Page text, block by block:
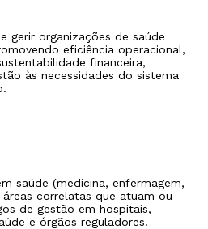
gerir organizações de saúde
eficiência operacional,
financeira,
às necessidades do sistema
saúde (medicina, enfermagem,
correlatas que atuam ou
de gestão em hospitais,
e órgãos reguladores.